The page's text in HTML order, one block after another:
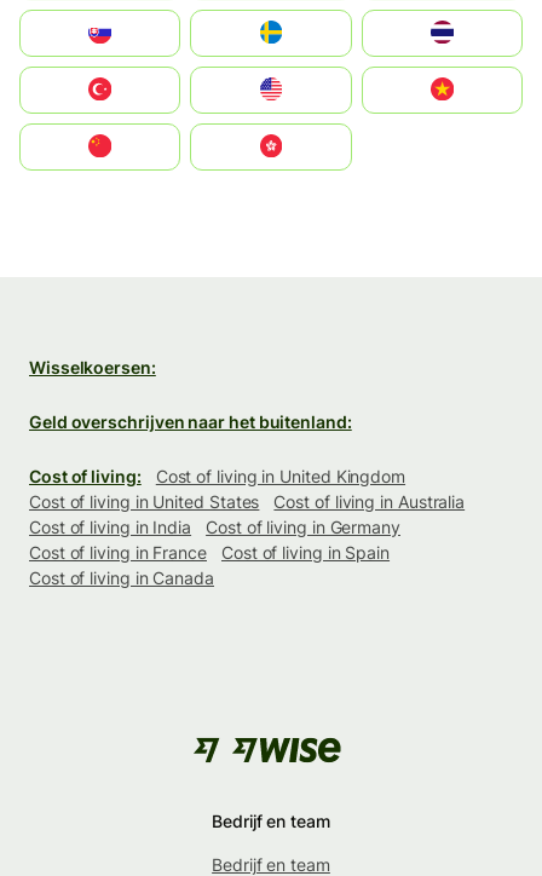
United States
中國香港特別行政區
Wisselkoersen:
Geld overschrijven naar het buitenland:
Cost of living:
Cost of living in United Kingdom
Cost of living in United States
Cost of living in Australia
Cost of living in India
Cost of living in Germany
Cost of living in France
Cost of living in Spain
Cost of living in Canada
Bedrijf en team
Bedrijf en team